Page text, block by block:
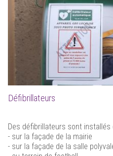
Défibrillateurs
Des défibrillateurs sont installés
- sur la façade de la mairie
- sur la façade de la salle